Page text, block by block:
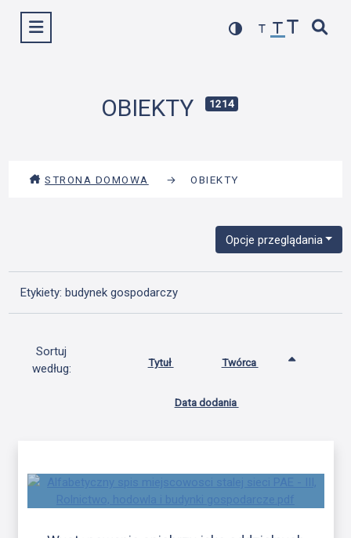
Wyświetl menu
OBIEKTY 1214
STRONA DOMOWA → OBIEKTY
Opcje przeglądania
Etykiety: budynek gospodarczy
Sortuj
według:
Tytuł Twórca
Data dodania